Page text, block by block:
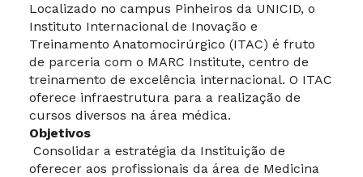
Localizado no campus Pinheiros da UNICID, o
Instituto Internacional de Inovação e
Treinamento Anatomocirúrgico (ITAC) é fruto
de parceria com o MARC Institute, centro de
treinamento de excelência internacional. O ITAC
oferece infraestrutura para a realização de
cursos diversos na área médica.
Objetivos
Consolidar a estratégia da Instituição de
oferecer aos profissionais da área de Medicina